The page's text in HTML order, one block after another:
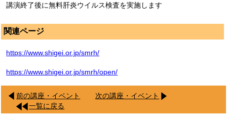
講演終了後に無料肝炎ウイルス検査を実施します
関連ページ
https://www.shigei.or.jp/smrh/
https://www.shigei.or.jp/smrh/open/
前の講座・イベント
次の講座・イベント
一覧に戻る